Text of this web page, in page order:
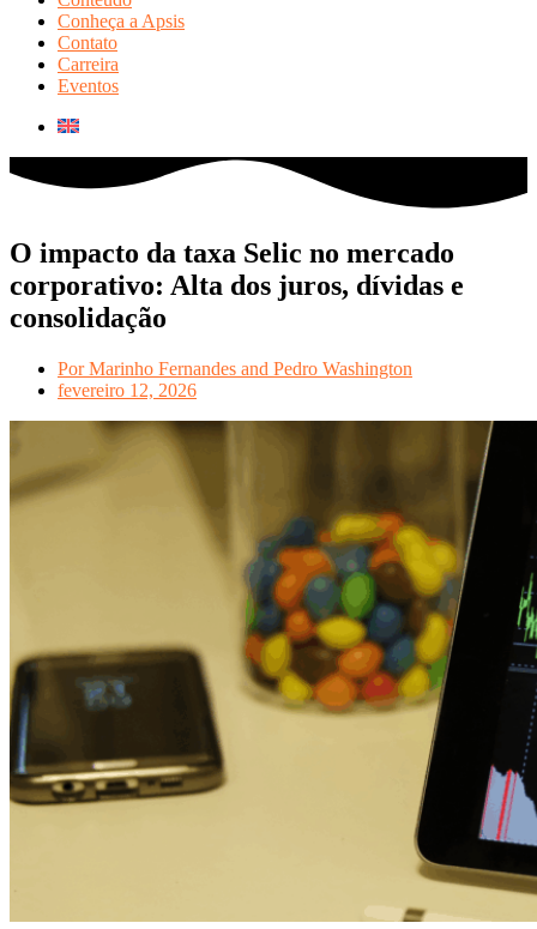
Conheça a Apsis
Contato
Carreira
Eventos
O impacto da taxa Selic no mercado
corporativo: Alta dos juros, dívidas e
consolidação
PorMarinho Fernandes and Pedro Washington
fevereiro 12, 2026